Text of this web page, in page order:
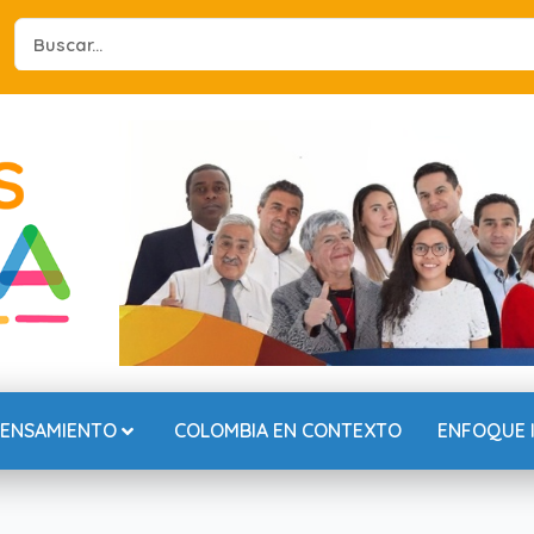
Search
...
COLOMBIA EN CONTEXTO ENFOQUE